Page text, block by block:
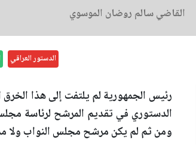
القاضي سالم روضان الموسوي
الدستور العراقي
رئيس الجمهورية لم يلتفت إلى هذا
الدستوري في تقديم المرشح لرئاسة
ومن ثم لم يكن مرشح مجلس النواب ولا